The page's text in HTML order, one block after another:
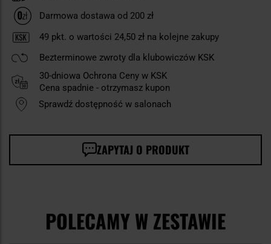
Darmowa dostawa od 200 zł
49 pkt. o wartości 24,50 zł na kolejne zakupy
Bezterminowe zwroty dla klubowiczów KSK
30-dniowa Ochrona Ceny w KSK
Cena spadnie - otrzymasz kupon
Sprawdź dostępność w salonach
ZAPYTAJ O PRODUKT
POLECAMY W ZESTAWIE